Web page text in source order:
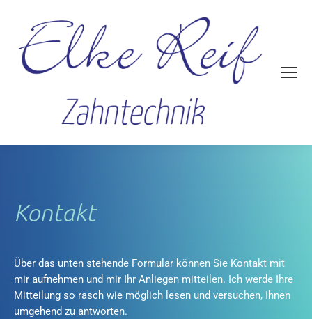
Kontakt
Über das unten stehende Formular können Sie Kontakt mit
mir aufnehmen und mir Ihr Anliegen mitteilen. Ich werde Ihre
Mitteilung so rasch wie möglich lesen und versuchen, Ihnen
umgehend zu antworten.